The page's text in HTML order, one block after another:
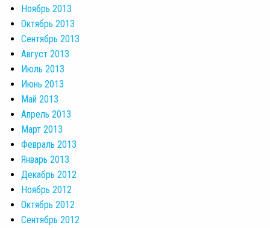
Ноябрь 2013
Октябрь 2013
Сентябрь 2013
Август 2013
Июль 2013
Июнь 2013
Май 2013
Апрель 2013
Март 2013
Февраль 2013
Январь 2013
Декабрь 2012
Ноябрь 2012
Октябрь 2012
Сентябрь 2012